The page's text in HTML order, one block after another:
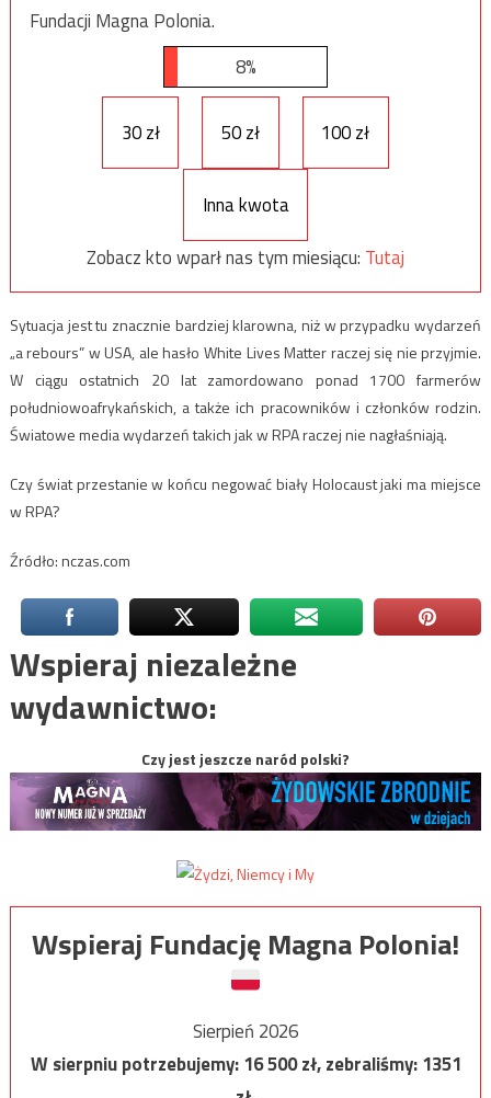
Fundacji Magna Polonia.
8%
30 zł 50 zł 100 zł
Inna kwota
Zobacz kto wparł nas tym miesiącu: Tutaj
Sytuacja jest tu znacznie bardziej klarowna, niż w przypadku wydarzeń
„a rebours” w USA, ale hasło White Lives Matter raczej się nie przyjmie.
W ciągu ostatnich 20 lat zamordowano ponad 1700 farmerów
południowoafrykańskich, a także ich pracowników i członków rodzin.
Światowe media wydarzeń takich jak w RPA raczej nie nagłaśniają.
Czy świat przestanie w końcu negować biały Holocaust jaki ma miejsce
w RPA?
Źródło: nczas.com
Wspieraj niezależne
wydawnictwo:
Czy jest jeszcze naród polski?
Wspieraj Fundację Magna Polonia!
Sierpień 2026
W sierpniu potrzebujemy:16 500zł, zebraliśmy:1351